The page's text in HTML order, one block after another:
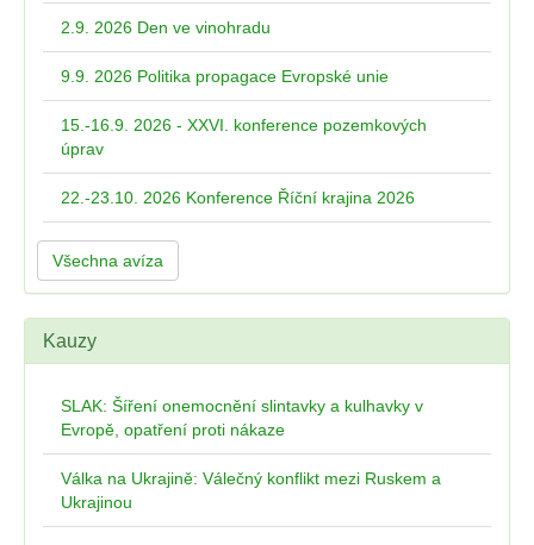
2.9. 2026 Den ve vinohradu
9.9. 2026 Politika propagace Evropské unie
15.-16.9. 2026 - XXVI. konference pozemkových
úprav
22.-23.10. 2026 Konference Říční krajina 2026
Všechna avíza
Kauzy
SLAK: Šíření onemocnění slintavky a kulhavky v
Evropě, opatření proti nákaze
Válka na Ukrajině: Válečný konflikt mezi Ruskem a
Ukrajinou